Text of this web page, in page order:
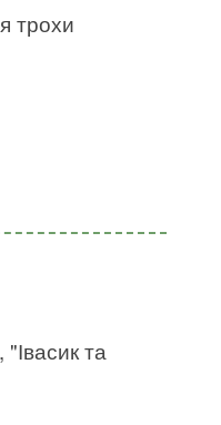
трохи
"Івасик та